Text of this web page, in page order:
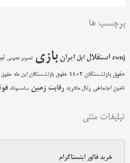
برچسب ها
zwnj استقلال اپل ایران بازی تصویر نجومی
حقوق بازنشستگان 1402 حقوق بازنشستگان این ماه حقوق
تامین اجتماعی رئال مادرید رقابت زمین سامسونگ
تبلیغات متنی
خرید فالور اینستاگرام